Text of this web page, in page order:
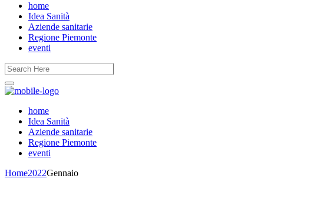
home
Idea Sanità
Aziende sanitarie
Regione Piemonte
eventi
home
Idea Sanità
Aziende sanitarie
Regione Piemonte
eventi
Home2022Gennaio